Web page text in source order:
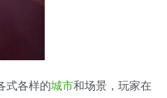
式各样的城市和场景，玩家在